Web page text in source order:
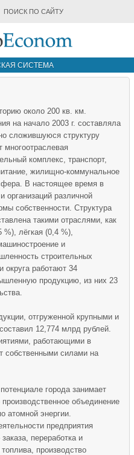
ПОИСК ПО САЙТУ
СИСТЕМА
около 200 кв. км.
на начало 2003 г. составляла
сложившуюся структуру
многоотраслевая
комплекс, транспорт,
жилищно-коммунальное
В настоящее время в
организаций различной
собственности. Структура
такими отраслями, как
лёгкая (0,4 %),
и
строительных
округа работают 34
продукцию, из них 23
отгруженной крупными и
12,774 млрд рублей.
работающими в
собственными силами на
города занимает
объединение
атомной энергии.
предприятия
переработка и
производство